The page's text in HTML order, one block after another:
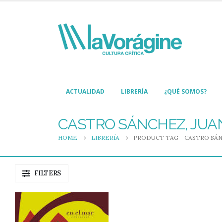
ACTUALIDAD LIBRERÍA ¿QUÉ SOMOS?
CASTRO SÁNCHEZ,
HOME LIBRERÍA PRODUCT TAG - CASTRO
FILTERS